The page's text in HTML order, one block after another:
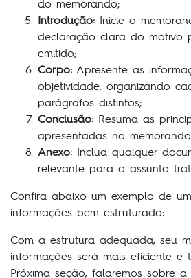
do memorando;
Introdução: Inicie o
declaração clara do motivo
emitido;
Corpo: Apresente as
objetividade, organizando
parágrafos distintos;
Conclusão: Resuma as
apresentadas no
Anexo: Inclua qualquer
relevante para o assunto
Confira abaixo um exemplo de
informações bem estruturado:
Com a estrutura adequada, seu
informações será mais eficiente e
Próxima seção, falaremos sobre a